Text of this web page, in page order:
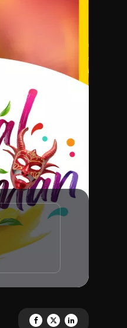
Partagez 'Carnaval de
Partagez 'Carnaval de
Partagez